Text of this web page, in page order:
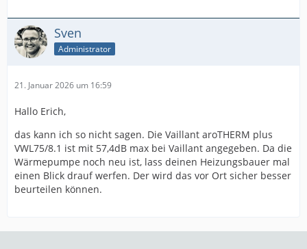
Sven
Administrator
21. Januar 2026 um 16:59
Hallo Erich,
das kann ich so nicht sagen. Die Vaillant aroTHERM plus
VWL75/8.1 ist mit 57,4dB max bei Vaillant angegeben. Da die
Wärmepumpe noch neu ist, lass deinen Heizungsbauer mal
einen Blick drauf werfen. Der wird das vor Ort sicher besser
beurteilen können.